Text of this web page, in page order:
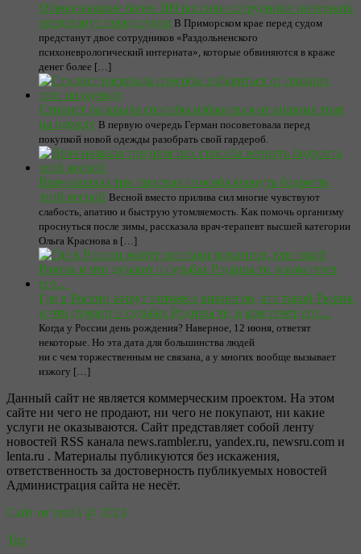
Обворовавшие более 100 россиян сотрудники интерната
предстанут перед судом В Приморском крае перед судом
предстанут двое сотрудников «Раздольненского
психоневрологический интерната», которые обвиняются в краже
денег более […]
Стилист раскрыла способы избавиться от лишних трат
на одежду В первую очередь Герман посоветовала перед
покупкой новой одежды разобрать свой гардероб.
Врач назвала три простых способа вернуть бодрость
этой весной Весной вместо прилива сил многие чувствуют
слабость, апатию и быструю утомляемость. Как помочь организму
проснуться после зимы, рассказала врач-терапевт высшей категории
Ольга Краснова в […]
Где в России живут потомки викингов, кто такой Рюрик
и что думают о судьбах Родины те, в ком течет его…
Когда у России день рождения? Наверное, 12 июня, ответят
некоторые. Но эта дата для большинства людей
ни с чем торжественным не связана, а у многих вообще вызывает
изжогу […]
Данный сайт не является коммерческим проектом. На этом
сайте ни чего не продают, ни чего не покупают, ни какие
услуги не оказываются. Сайт представляет собой ленту
новостей RSS канала news.rambler.ru, yandex.ru, newsru.com и
lenta.ru . Материалы публикуются без искажения,
ответственность за достоверность публикуемых новостей
Администрация сайта не несёт.
Сайт от bmb3 @ 2023
Top